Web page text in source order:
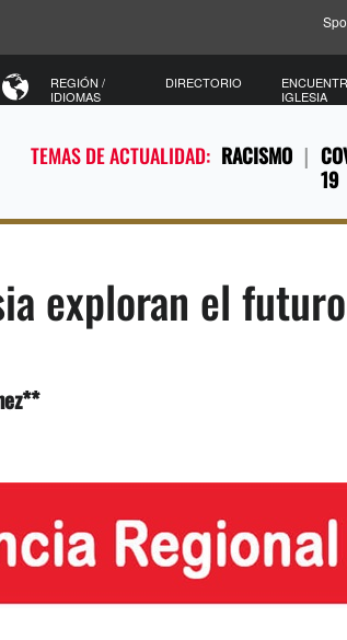
TEMAS DE ACTUALIDAD: RACISMO
19
REGIÓN /
IDIOMAS
DIRECTORIO
IGLESIA
exploran el